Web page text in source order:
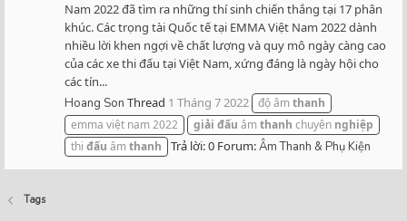
Nam 2022 đã tìm ra những thí sinh chiến thắng tại 17 phân
khúc. Các trọng tài Quốc tế tại EMMA Việt Nam 2022 dành
nhiều lời khen ngợi về chất lượng và quy mô ngày càng cao
của các xe thi đấu tại Việt Nam, xứng đáng là ngày hội cho
các tín...
Hoang Son Thread 1 Tháng 7 2022 độ âmthanh
emma việt nam 2022
giải đấu âmthanh chuyên nghiệp
thi đấu âmthanh Trả lời: 0 Forum:Âm Thanh & Phụ Kiện
Tags